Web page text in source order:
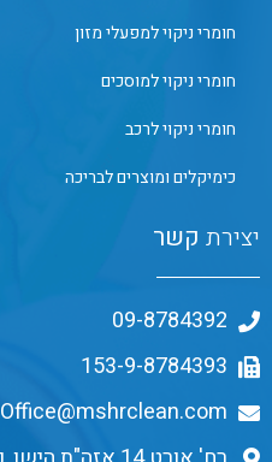
חומרי ניקוי למפעלי מזון
חומרי ניקוי למוסכים
חומרי ניקוי לרכב
כימיקלים ומוצרים לבריכה
יצירת קשר
09-8784392
153-9-8784393
Office@mshrclean.com